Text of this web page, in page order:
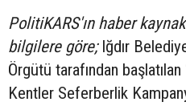
PolitiKARS'ın haber
bilgilere göre;Iğdır
Örgütü tarafından
Kentler Seferberlik